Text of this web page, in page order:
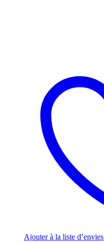
Ajouter à la liste d’envies